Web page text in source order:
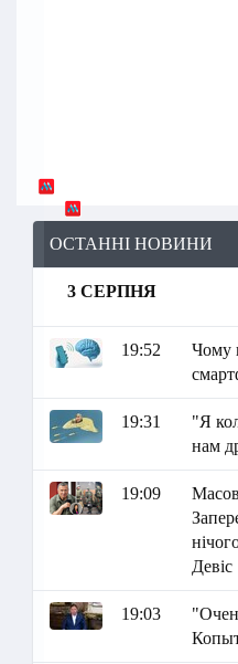
ОСТАННІ НОВИНИ
3 СЕРПНЯ
19:52
Чому
19:31
"Я
нам
19:09
Девіс
19:03